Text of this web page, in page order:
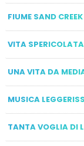
FIUME SAND CREEK
VITA SPERICOLATA
UNA VITA DA
MUSICA
TANTA VOGLIA DI